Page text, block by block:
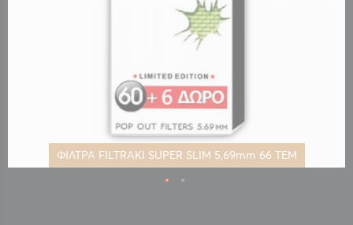
ΦΙΛΤΡΑ FILTRAKI SUPER SLIM 5,69mm 66 ΤΕΜ